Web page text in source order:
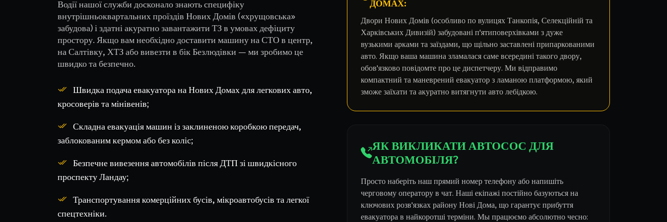
Водії нашої служби досконало знають специфіку
внутрішньоквартальних проїздів Нових Домів («хрущовська»
забудова) і здатні акуратно завантажити ТЗ в умовах дефіциту
простору. Якщо вам необхідно доставити машину на СТО в центр,
на Салтівку, ХТЗ або вивезти в бік Безлюдівки — ми зробимо це
швидко та безпечно.
Швидка подача евакуатора на Нових Домах для легкових авто,
кросоверів та мінівенів;
Складна евакуація машин із заклиненою коробкою передач,
заблокованим кермом або без коліс;
Безпечне вивезення автомобілів після ДТП зі швидкісного
проспекту Ландау;
Транспортування комерційних бусів, мікроавтобусів та легкої
спецтехніки.
ДОМАХ:
Двори Нових Домів (особливо по вулицях Танкопія, Селекційній та
Харківських Дивизій) забудовані п'ятиповерхівками з дуже
вузькими арками та заїздами, що щільно заставлені припаркованими
авто. Якщо ваша машина зламалася саме всередині такого двору,
обов'язково повідомте про це диспетчеру. Ми відправимо
компактний та маневрений евакуатор з ламаною платформою, який
зможе заїхати та акуратно витягнути авто лебідкою.
ЯК ВИКЛИКАТИ АВТОСОС ДЛЯ
АВТОМОБІЛЯ?
Просто наберіть наш прямий номер телефону або напишіть
черговому оператору в чат. Наші екіпажі постійно базуються на
ключових розв'язках району Нові Дома, що гарантує прибуття
евакуатора в найкоротші терміни. Мы працюємо абсолютно чесно: